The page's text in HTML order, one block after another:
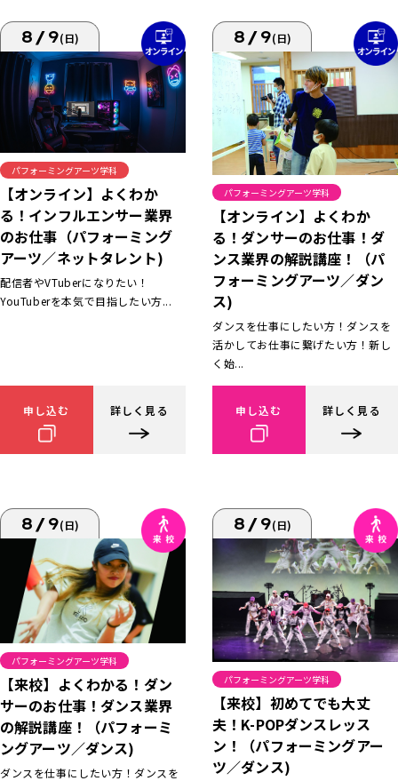
8/9(日)
パフォーミングアーツ学科
【オンライン】よくわか
る！インフルエンサー業界
のお仕事（パフォーミング
アーツ／ネットタレント)
配信者やVTuberになりたい！
YouTuberを本気で目指したい方...
申し込む 詳しく見る
8/9(日)
パフォーミングアーツ学科
【オンライン】よくわか
る！ダンサーのお仕事！ダ
ンス業界の解説講座！（パ
フォーミングアーツ／ダン
ス)
ダンスを仕事にしたい方！ダンスを
活かしてお仕事に繋げたい方！新し
く始...
申し込む 詳しく見る
8/9(日)
パフォーミングアーツ学科
【来校】よくわかる！ダン
サーのお仕事！ダンス業界
の解説講座！（パフォーミ
ングアーツ／ダンス)
ダンスを仕事にしたい方！ダンスを
8/9(日)
パフォーミングアーツ学科
【来校】初めてでも大丈
夫！K-POPダンスレッス
ン！（パフォーミングアー
ツ／ダンス)